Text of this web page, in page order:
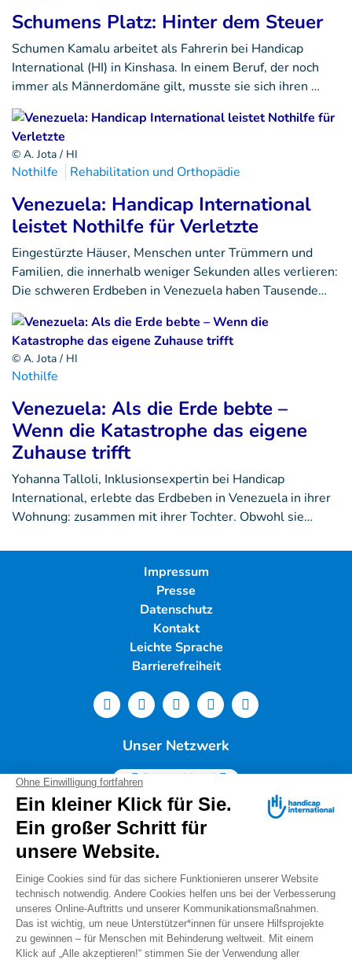
Schumens Platz: Hinter dem Steuer
Schumen Kamalu arbeitet als Fahrerin bei Handicap
International (HI) in Kinshasa. In einem Beruf, der noch
immer als Männerdomäne gilt, musste sie sich ihren …
© A. Jota / HI
Nothilfe Rehabilitation und Orthopädie
Venezuela: Handicap International
leistet Nothilfe für Verletzte
Eingestürzte Häuser, Menschen unter Trümmern und
Familien, die innerhalb weniger Sekunden alles verlieren:
Die schweren Erdbeben in Venezuela haben Tausende…
© A. Jota / HI
Nothilfe
Venezuela: Als die Erde bebte –
Wenn die Katastrophe das eigene
Zuhause trifft
Yohanna Talloli, Inklusionsexpertin bei Handicap
International, erlebte das Erdbeben in Venezuela in ihrer
Wohnung: zusammen mit ihrer Tochter. Obwohl sie…
Impressum
Presse
Datenschutz
Kontakt
Leichte Sprache
Barrierefreiheit
Unser Netzwerk
Deutschland
Handicap International e.V. | Lindwurmstr. 101 | 80337
München |
Tel.: 089/54 76 06 0 |
Spendenservice: Tel.: 089/54 76 06 17 (Mo-Do 9:00 –
14:00 Uhr) Ispenden@deutschland.hi.org
Handicap International e.V. ist beim Finanzamt